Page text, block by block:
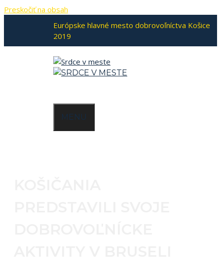
Preskočiť na obsah
Európske hlavné mesto dobrovoľníctva Košice
2019
MENU